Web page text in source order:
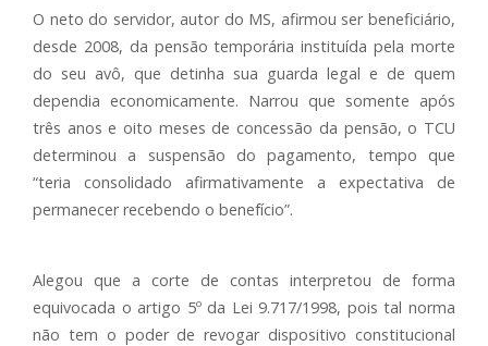
O neto do servidor, autor do MS, afirmou ser beneficiário,
desde 2008, da pensão temporária instituída pela morte
do seu avô, que detinha sua guarda legal e de quem
dependia economicamente. Narrou que somente após
três anos e oito meses de concessão da pensão, o TCU
determinou a suspensão do pagamento, tempo que
“teria consolidado afirmativamente a expectativa de
permanecer recebendo o benefício”.
Alegou que a corte de contas interpretou de forma
equivocada o artigo 5º da Lei 9.717/1998, pois tal norma
não tem o poder de revogar dispositivo constitucional